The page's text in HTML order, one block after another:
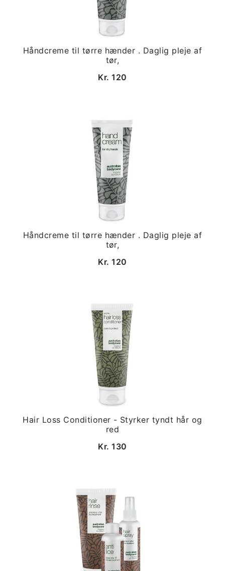
Håndcreme til tørre hænder . Daglig pleje af
tør,
Kr. 120
Håndcreme til tørre hænder . Daglig pleje af
tør,
Kr. 120
Hair Loss Conditioner - Styrker tyndt hår og
red
Kr. 130